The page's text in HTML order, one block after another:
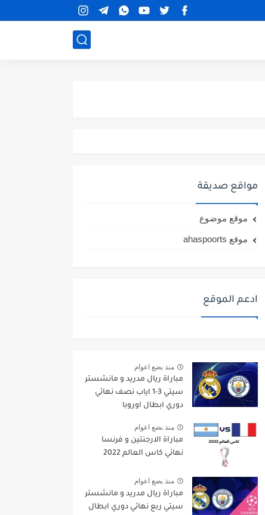
مواقع صديقة
موقع موضوع
موقع ahaspoorts
ادعم الموقع
منذ بضع اعوام
مباراة ريال مدريد و مانشستر
سيتي 3-1 اياب نصف نهائي
دوري ابطال اوروبا
منذ بضع اعوام
مباراة الارجنتين و فرنسا
نهائي كاس العالم 2022
منذ بضع اعوام
مباراة ريال مدريد و مانشستر
سيتي ربع نهائي دوري ابطال